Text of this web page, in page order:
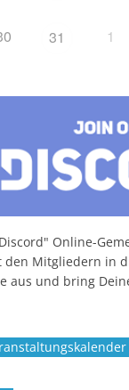
31 1
Online-
den Mitgliedern in
aus und bring